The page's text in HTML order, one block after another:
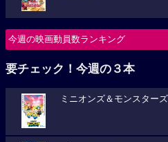
今週の映画動員数ランキング
要チェック！今週の３本
ミニオンズ＆モンスターズ